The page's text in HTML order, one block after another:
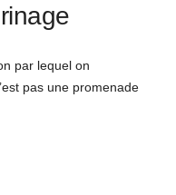
t
par lequel on
pas une promenade